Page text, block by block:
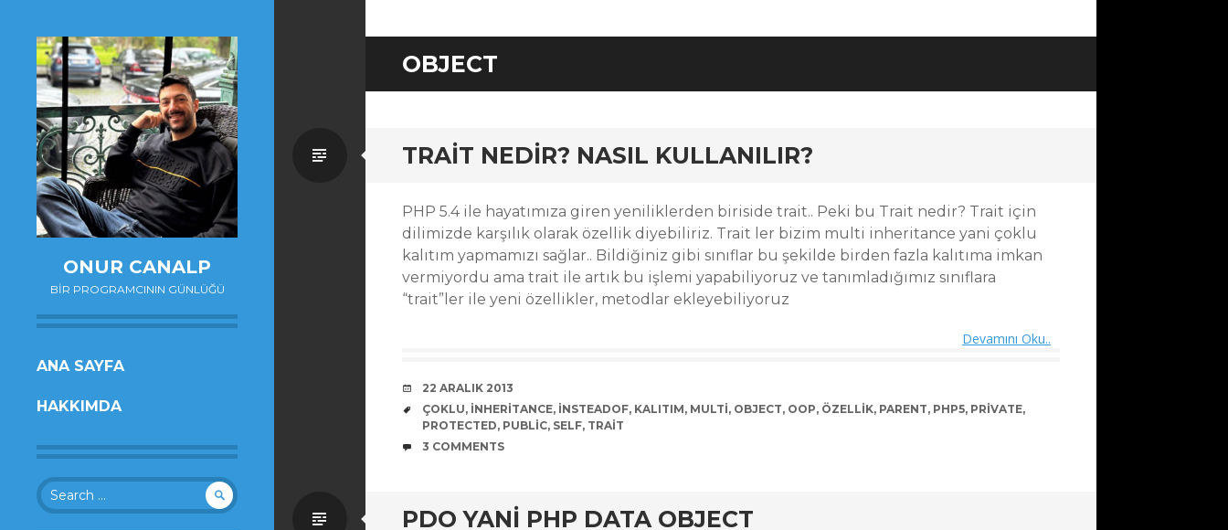
ONUR CANALP
BIR PROGRAMCININ GÜNLÜĞÜ
SKIP
CONTENT
ANA SAYFA
HAKKIMDA
Search
for:
OBJECT
TRAIT NEDIR? NASIL KULLANILIR?
Standard
PHP 5.4 ile hayatımıza giren yeniliklerden biriside trait.. Peki bu Trait nedir? Trait için
dilimizde karşılık olarak özellik diyebiliriz. Trait ler bizim multi inheritance yani çoklu
kalıtım yapmamızı sağlar.. Bildiğiniz gibi sınıflar bu şekilde birden fazla kalıtıma imkan
vermiyordu ama trait ile artık bu işlemi yapabiliyoruz ve tanımladığımız sınıflara
“trait”ler ile yeni özellikler, metodlar ekleyebiliyoruz
Devamını Oku..
DATE
22 ARALIK 2013
TAGS
ÇOKLU, INHERITANCE, INSTEADOF, KALITIM, MULTI, OBJECT, OOP, ÖZELLIK, PARENT, PHP5, PRIVATE,
PROTECTED, PUBLIC, SELF, TRAIT
COMMENTS
3 COMMENTS
PDO YANI PHP DATA OBJECT
Standard